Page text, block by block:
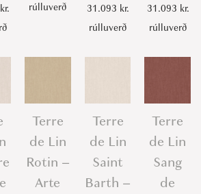
kr.
rúlluverð
31.093 kr.
rúlluverð
31.093 kr.
rúlluverð
Terre
de Lin
Rotin –
Arte
Terre
de Lin
Saint
Barth –
Terre
de Lin
Sang
de